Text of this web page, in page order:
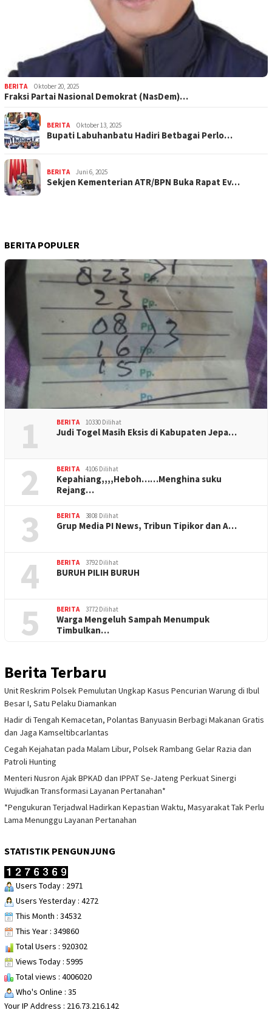
BERITA Oktober 20, 2025
Fraksi Partai Nasional Demokrat (NasDem)…
BERITA Oktober 13, 2025
Bupati Labuhanbatu Hadiri Betbagai Perlo…
BERITA Juni 6, 2025
Sekjen Kementerian ATR/BPN Buka Rapat Ev…
BERITA POPULER
1 BERITA 10330 Dilihat
Judi Togel Masih Eksis di Kabupaten Jepa…
2 BERITA 4106 Dilihat
Kepahiang,,,,Heboh……Menghina suku
Rejang…
3 BERITA 3808 Dilihat
Grup Media PI News, Tribun Tipikor dan A…
4 BERITA 3792 Dilihat
BURUH PILIH BURUH
5 BERITA 3772 Dilihat
Warga Mengeluh Sampah Menumpuk
Timbulkan…
Berita Terbaru
Unit Reskrim Polsek Pemulutan Ungkap Kasus Pencurian Warung di Ibul
Besar I, Satu Pelaku Diamankan
Hadir di Tengah Kemacetan, Polantas Banyuasin Berbagi Makanan Gratis
dan Jaga Kamseltibcarlantas
Cegah Kejahatan pada Malam Libur, Polsek Rambang Gelar Razia dan
Patroli Hunting
Menteri Nusron Ajak BPKAD dan IPPAT Se-Jateng Perkuat Sinergi
Wujudkan Transformasi Layanan Pertanahan*
*Pengukuran Terjadwal Hadirkan Kepastian Waktu, Masyarakat Tak Perlu
Lama Menunggu Layanan Pertanahan
STATISTIK PENGUNJUNG
Users Today : 2971
Users Yesterday : 4272
This Month : 34532
This Year : 349860
Total Users : 920302
Views Today : 5995
Total views : 4006020
Who's Online : 35
Your IP Address : 216.73.216.142